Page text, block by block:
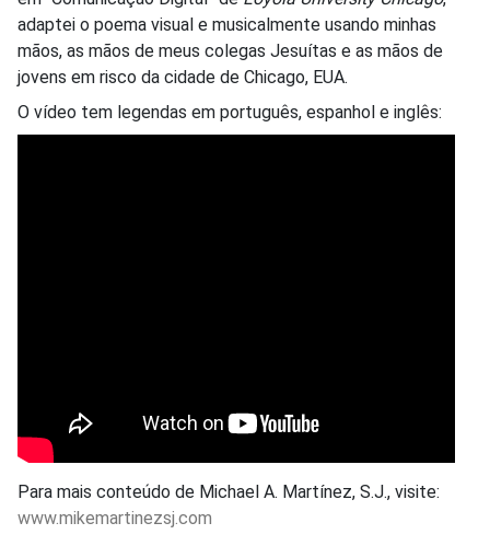
adaptei o poema visual e musicalmente usando minhas
mãos, as mãos de meus colegas Jesuítas e as mãos de
jovens em risco da cidade de Chicago, EUA.
O vídeo tem legendas em português, espanhol e inglês:
Para mais conteúdo de Michael A. Martínez, S.J., visite:
www.mikemartinezsj.com